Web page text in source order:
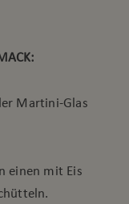
Martini-Glas
einen mit Eis